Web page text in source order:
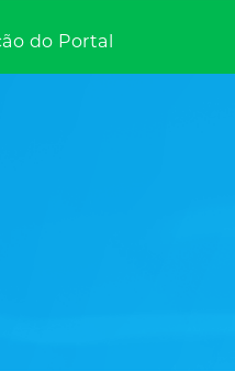
do Portal